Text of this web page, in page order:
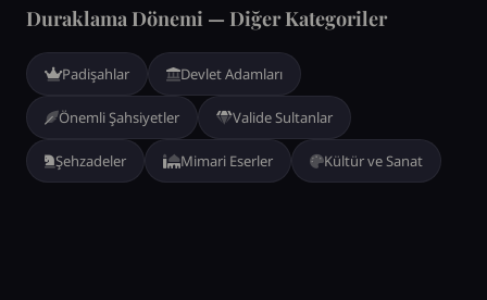
Duraklama Dönemi — Diğer Kategoriler
Padişahlar Devlet Adamları
Önemli Şahsiyetler Valide Sultanlar
Şehzadeler Mimari Eserler Kültür ve Sanat